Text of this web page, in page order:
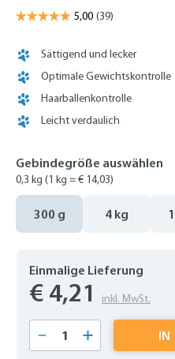
Sättigend und lecker
Optimale Gewichtskontrolle
Haarballenkontrolle
Leicht verdaulich
Gebindegröße auswählen
0,3 kg (1 kg = € 14,03)
300 g 4 kg
Einmalige Lieferung
€ 4,21 inkl. MwSt.
Produkt Anzahl: IN